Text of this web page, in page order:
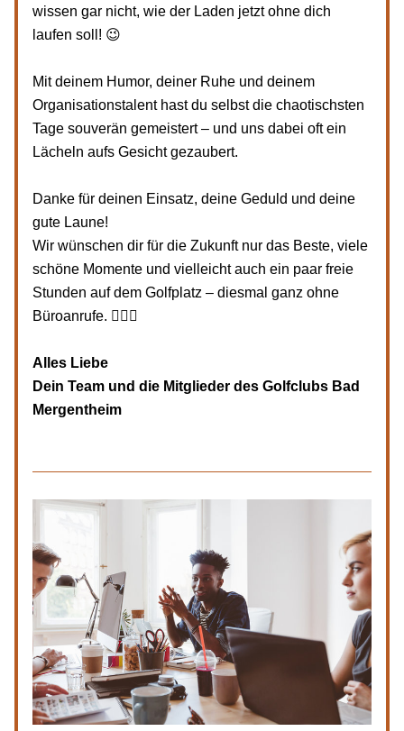
wissen gar nicht, wie der Laden jetzt ohne dich
laufen soll! 😉
Mit deinem Humor, deiner Ruhe und deinem
Organisationstalent hast du selbst die chaotischsten
Tage souverän gemeistert – und uns dabei oft ein
Lächeln aufs Gesicht gezaubert.
Danke für deinen Einsatz, deine Geduld und deine
gute Laune!
Wir wünschen dir für die Zukunft nur das Beste, viele
schöne Momente und vielleicht auch ein paar freie
Stunden auf dem Golfplatz – diesmal ganz ohne
Büroanrufe. 🏌️‍♀️💚
Alles Liebe
Dein Team und die Mitglieder des Golfclubs Bad
Mergentheim